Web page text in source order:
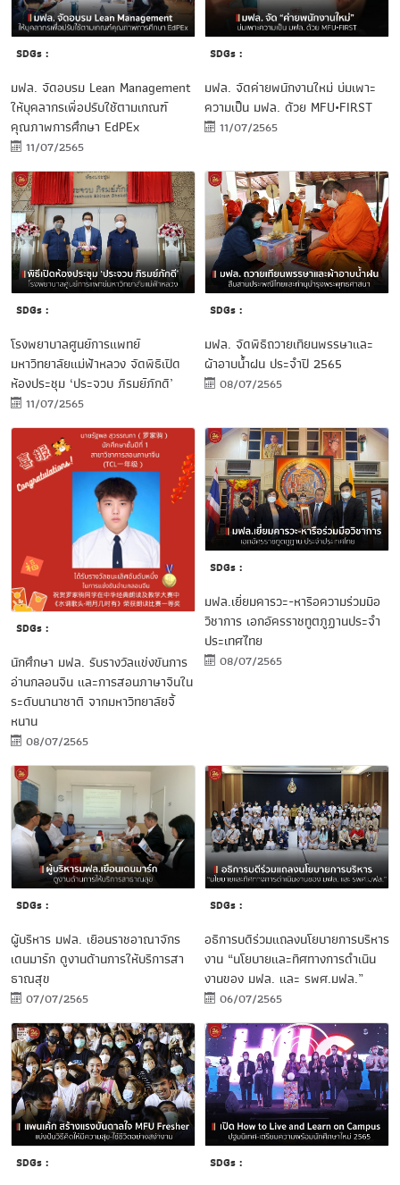
SDGs :
มฟล. จัดอบรม Lean Management
ให้บุคลากรเพื่อปรับใช้ตามเกณฑ์
คุณภาพการศึกษา EdPEx
11/07/2565
SDGs :
มฟล. จัดค่ายพนักงานใหม่ บ่มเพาะ
ความเป็น มฟล. ด้วย MFU•FIRST
11/07/2565
SDGs :
โรงพยาบาลศูนย์การแพทย์
มหาวิทยาลัยแม่ฟ้าหลวง จัดพิธีเปิด
ห้องประชุม ‘ประจวบ ภิรมย์ภักดี’
11/07/2565
SDGs :
มฟล. จัดพิธีถวายเทียนพรรษาและ
ผ้าอาบน้ำฝน ประจำปี 2565
08/07/2565
SDGs :
นักศึกษา มฟล. รับรางวัลแข่งขันการ
อ่านกลอนจีน และการสอนภาษาจีนใน
ระดับนานาชาติ จากมหาวิทยาลัยจี้
หนาน
08/07/2565
SDGs :
มฟล.เยี่ยมคารวะ-หารือความร่วมมือ
วิชาการ เอกอัครราชทูตภูฏานประจำ
ประเทศไทย
08/07/2565
SDGs :
ผู้บริหาร มฟล. เยือนราชอาณาจักร
เดนมาร์ก ดูงานด้านการให้บริการสา
ธาณสุข
07/07/2565
SDGs :
อธิการบดีร่วมแถลงนโยบายการบริหาร
งาน “นโยบายและทิศทางการดำเนิน
งานของ มฟล. และ รพศ.มฟล.”
06/07/2565
SDGs : SDGs :